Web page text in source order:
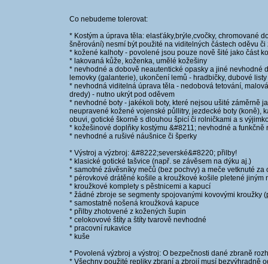
Co nebudeme tolerovat:
* Kostým a úprava těla: elasťáky,brýle,cvočky, chromované
šněrování) nesmí být použité na viditelných částech oděvu či
* kožené kalhoty - povolené jsou pouze nově šité jako část
* lakovaná kůže, koženka, umělé kožešiny
* nevhodné a dobově neautentické opasky a jiné nevhodné
lemovky (galanterie), ukončení lemů - hradbičky, dubové
* nevhodná viditelná úprava těla - nedobová tetování,
dredy) - nutno ukrýt pod oděvem
* nevhodné boty - jakékoli boty, které nejsou ušité záměrně
neupravené kožené vojenské půllitry, jezdecké boty (koně),
obuvi, gotické škorně s dlouhou špicí či rolničkami a s
* kožešinové doplňky kostýmu &#8211; nevhodné a funkčně
* nevhodné a rušivé náušnice či šperky
* Výstroj a výzbroj: &#8222;severské&#8220; přilby!
* klasické gotické tašvice (např. se závěsem na dýku aj.)
* samotné závěsníky mečů (bez pochvy) a meče vetknuté za
* pérovkové drátěné košile a kroužkové košile pletené jiným
* kroužkové komplety s pěstnicemi a kapucí
* žádné zbroje se segmenty spojovanými kovovými kroužky
* samostatně nošená kroužková kapuce
* přilby zhotovené z kožených šupin
* celokovové štíty a štíty tvarově nevhodné
* pracovní rukavice
* kuše
* Povolená výzbroj a výstroj: O bezpečnosti dané zbraně
* Všechny použité repliky zbraní a zbrojí musí bezvýhradně